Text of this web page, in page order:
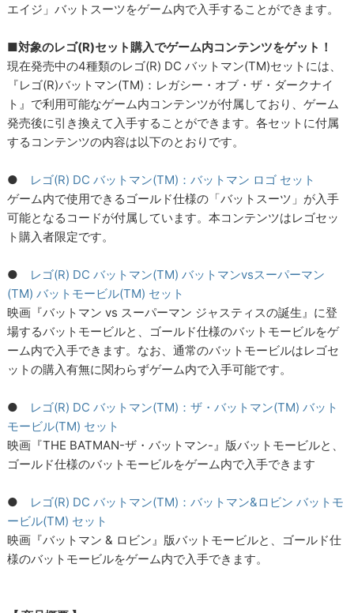
エイジ」バットスーツをゲーム内で入手することができます。
■対象のレゴ(R)セット購入でゲーム内コンテンツをゲット！
現在発売中の4種類のレゴ(R) DC バットマン(TM)セットには、
『レゴ(R)バットマン(TM)：レガシー・オブ・ザ・ダークナイ
ト』で利用可能なゲーム内コンテンツが付属しており、ゲーム
発売後に引き換えて入手することができます。各セットに付属
するコンテンツの内容は以下のとおりです。
●
レゴ(R) DC バットマン(TM)：バットマン ロゴ セット
ゲーム内で使用できるゴールド仕様の「バットスーツ」が入手
可能となるコードが付属しています。本コンテンツはレゴセッ
ト購入者限定です。
●
レゴ(R) DC バットマン(TM) バットマンvsスーパーマン
(TM) バットモービル(TM) セット
映画『バットマン vs スーパーマン ジャスティスの誕生』に登
場するバットモービルと、ゴールド仕様のバットモービルをゲ
ーム内で入手できます。なお、通常のバットモービルはレゴセ
ットの購入有無に関わらずゲーム内で入手可能です。
●
レゴ(R) DC バットマン(TM)：ザ・バットマン(TM) バット
モービル(TM) セット
映画『THE BATMAN-ザ・バットマン-』版バットモービルと、
ゴールド仕様のバットモービルをゲーム内で入手できます
●
レゴ(R) DC バットマン(TM)：バットマン&ロビン バットモ
ービル(TM) セット
映画『バットマン & ロビン』版バットモービルと、ゴールド仕
様のバットモービルをゲーム内で入手できます。